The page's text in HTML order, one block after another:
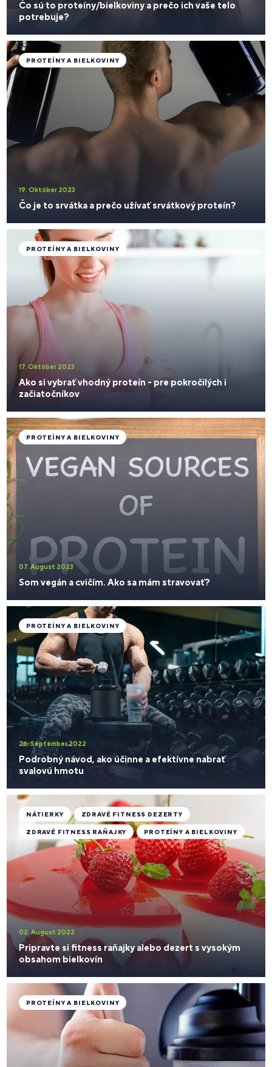
Čo sú to proteíny/bielkoviny a prečo ich vaše telo
potrebuje?
19. Október 2023
Čo je to srvátka a prečo užívať srvátkový proteín?
PROTEÍNY A BIELKOVINY
17. Október 2023
Ako si vybrať vhodný proteín - pre pokročilých i
začiatočníkov
PROTEÍNY A BIELKOVINY
07. August 2023
Som vegán a cvičím. Ako sa mám stravovať?
PROTEÍNY A BIELKOVINY
26. September 2022
Podrobný návod, ako účinne a efektívne nabrať
svalovú hmotu
PROTEÍNY A BIELKOVINY
02. August 2022
Pripravte si fitness raňajky alebo dezert s vysokým
obsahom bielkovín
NÁTIERKY ZDRAVÉ FITNESS DEZERTY
ZDRAVÉ FITNESS RAŇAJKY PROTEÍNY A BIELKOVINY
PROTEÍNY A BIELKOVINY